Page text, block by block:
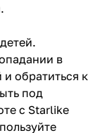
в
обратиться к
под
с Starlike